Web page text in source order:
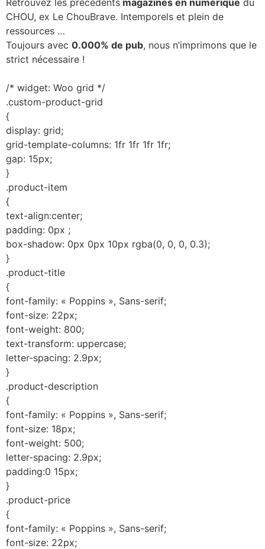
Retrouvez les précédents magazines en numérique du
CHOU, ex Le ChouBrave. Intemporels et plein de
ressources …
Toujours avec 0.000% de pub, nous n’imprimons que le
strict nécessaire !
/* widget: Woo grid */
.custom-product-grid
{
display: grid;
grid-template-columns: 1fr 1fr 1fr 1fr;
gap: 15px;
}
.product-item
{
text-align:center;
padding: 0px ;
box-shadow: 0px 0px 10px rgba(0, 0, 0, 0.3);
}
.product-title
{
font-family: « Poppins », Sans-serif;
font-size: 22px;
font-weight: 800;
text-transform: uppercase;
letter-spacing: 2.9px;
}
.product-description
{
font-family: « Poppins », Sans-serif;
font-size: 18px;
font-weight: 500;
letter-spacing: 2.9px;
padding:0 15px;
}
.product-price
{
font-family: « Poppins », Sans-serif;
font-size: 22px;